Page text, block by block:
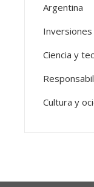
Argentina
Ciencia y
Cultura y